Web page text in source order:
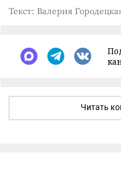
Текст: Валерия
Читать